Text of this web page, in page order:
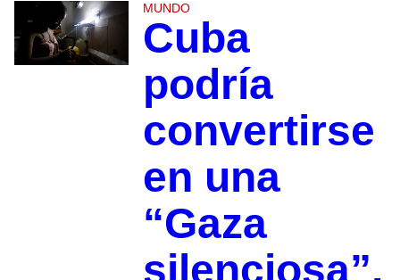
MUNDO
Cuba
podría
convertirse
en una
“Gaza
silenciosa”,